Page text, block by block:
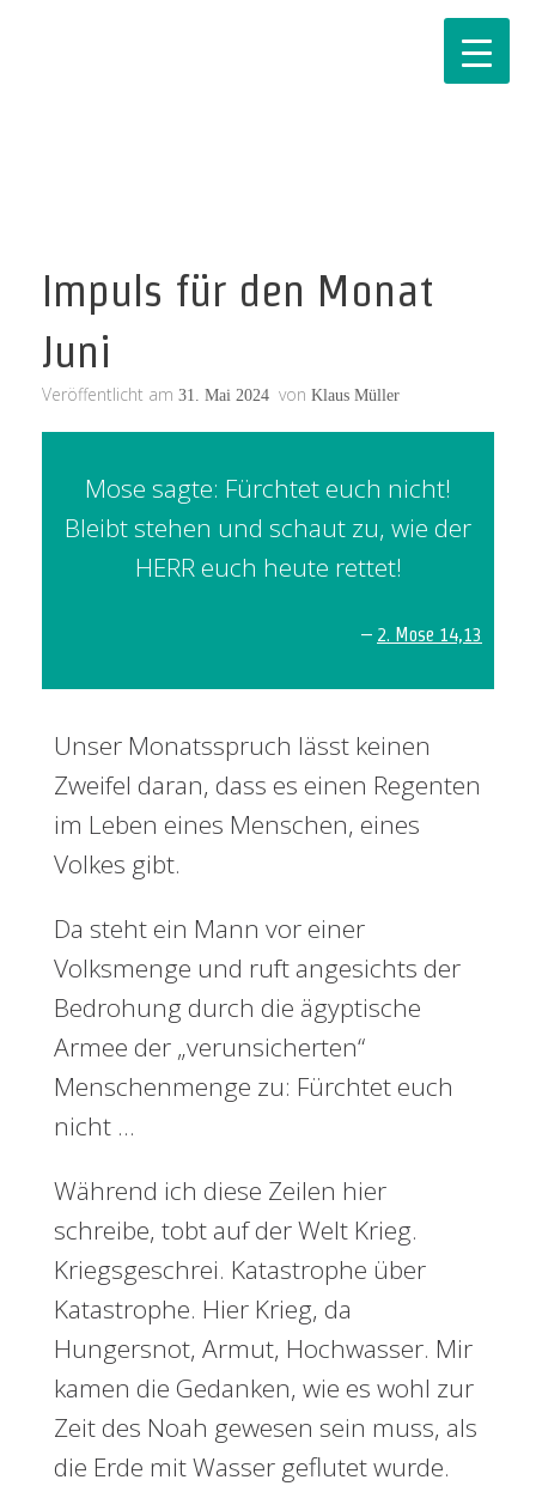
Impuls für den Monat
Juni
Veröffentlicht am 31. Mai 2024 von Klaus Müller
Mose sagte: Fürchtet euch nicht!
Bleibt stehen und schaut zu, wie der
HERR euch heute rettet!
– 2. Mose 14,13
Unser Monatsspruch lässt keinen
Zweifel daran, dass es einen Regenten
im Leben eines Menschen, eines
Volkes gibt.
Da steht ein Mann vor einer
Volksmenge und ruft angesichts der
Bedrohung durch die ägyptische
Armee der „verunsicherten“
Menschenmenge zu: Fürchtet euch
nicht …
Während ich diese Zeilen hier
schreibe, tobt auf der Welt Krieg.
Kriegsgeschrei. Katastrophe über
Katastrophe. Hier Krieg, da
Hungersnot, Armut, Hochwasser. Mir
kamen die Gedanken, wie es wohl zur
Zeit des Noah gewesen sein muss, als
die Erde mit Wasser geflutet wurde.